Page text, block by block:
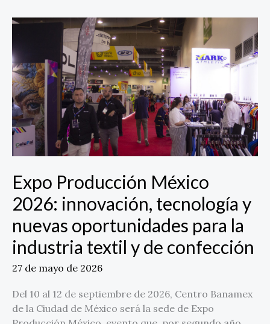
Expo Producción México
2026: innovación, tecnología y
nuevas oportunidades para la
industria textil y de confección
27 de mayo de 2026
Del 10 al 12 de septiembre de 2026, Centro Banamex
de la Ciudad de México será la sede de Expo
Expo
México
2026:
innovación,
tecnología
y
nuevas
oportunidades
para
industria
textil
y
de
confección